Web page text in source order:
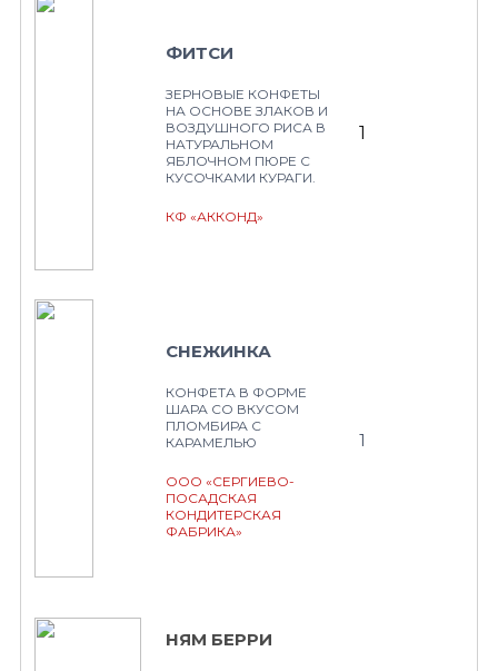
ФИТСИ
ЗЕРНОВЫЕ КОНФЕТЫ
НА ОСНОВЕ ЗЛАКОВ И
ВОЗДУШНОГО РИСА В
НАТУРАЛЬНОМ
ЯБЛОЧНОМ ПЮРЕ С
КУСОЧКАМИ КУРАГИ.
КФ «АККОНД»
1
СНЕЖИНКА
КОНФЕТА В ФОРМЕ
ШАРА СО ВКУСОМ
ПЛОМБИРА С
КАРАМЕЛЬЮ
ООО «СЕРГИЕВО-
ПОСАДСКАЯ
КОНДИТЕРСКАЯ
ФАБРИКА»
1
НЯМ БЕРРИ